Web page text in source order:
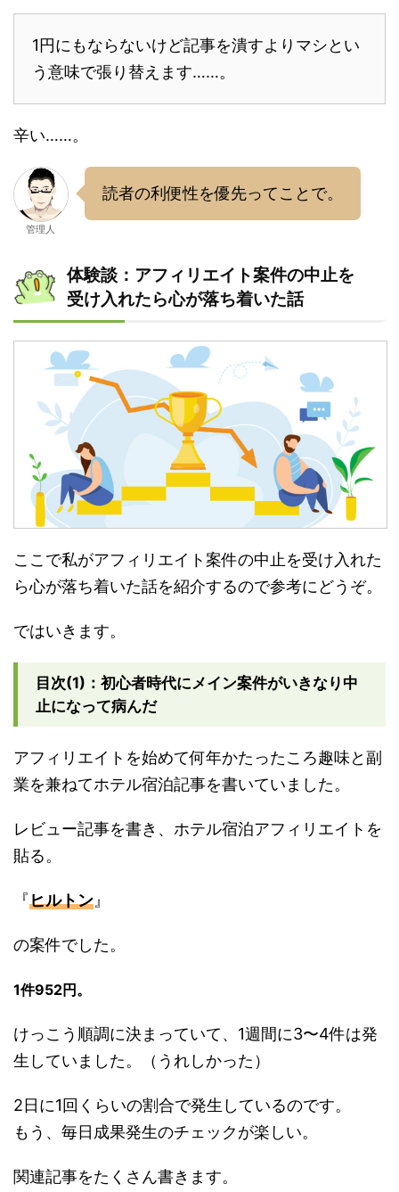
1円にもならないけど記事を潰すよりマシとい
う意味で張り替えます……。
辛い……。
管理人
読者の利便性を優先ってことで。
体験談：アフィリエイト案件の中止を
受け入れたら心が落ち着いた話
ここで私がアフィリエイト案件の中止を受け入れた
ら心が落ち着いた話を紹介するので参考にどうぞ。
ではいきます。
目次(1)：初心者時代にメイン案件がいきなり中
止になって病んだ
アフィリエイトを始めて何年かたったころ趣味と副
業を兼ねてホテル宿泊記事を書いていました。
レビュー記事を書き、ホテル宿泊アフィリエイトを
貼る。
『ヒルトン 』
の案件でした。
1件952円。
けっこう順調に決まっていて、1週間に3〜4件は発
生していました。（うれしかった）
2日に1回くらいの割合で発生しているのです。
もう、毎日成果発生のチェックが楽しい。
関連記事をたくさん書きます。